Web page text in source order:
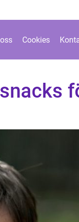
Cookies